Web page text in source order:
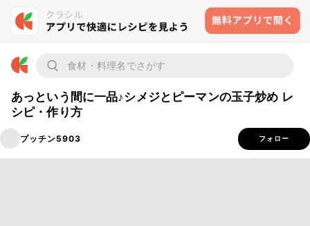
あっという間に一品♪シメジとピーマンの玉子炒め レ
シピ・作り方
プッチン5903 フォロー